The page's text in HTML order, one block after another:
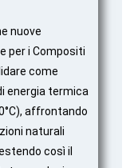
nuove
per i Compositi
come
energia termica
affrontando
naturali
così il